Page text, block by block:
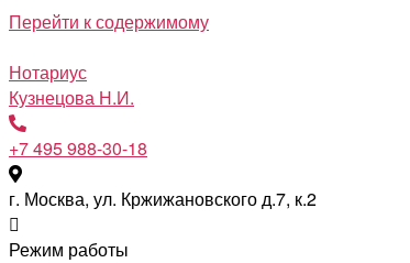
Перейти к содержимому
Нотариус
Кузнецова Н.И.
+7 495 988-30-18
г. Москва, ул. Кржижановского д.7, к.2
Режим работы